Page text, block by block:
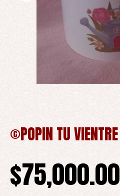
©POPIN TU VIENTRE
$75,000.00